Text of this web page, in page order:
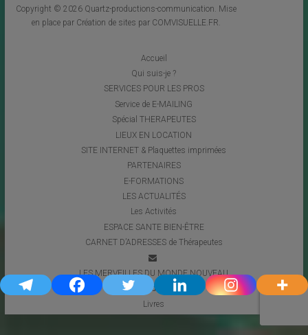
Copyright © 2026 Quartz-productions-communication . Mise
en place par Création de sites par COMVISUELLE.FR
Accueil
Qui suis-je ?
SERVICES POUR LES PROS
Service de E-MAILING
Spécial THERAPEUTES
LIEUX EN LOCATION
SITE INTERNET & Plaquettes imprimées
PARTENAIRES
E-FORMATIONS
LES ACTUALITÉS
Les Activités
ESPACE SANTE BIEN-ÊTRE
CARNET D’ADRESSES de Thérapeutes
LES MERVEILLES DU MONDE NOUVEAU
Coups de Coeur
Livres